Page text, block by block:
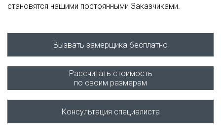
становятся нашими постоянными Заказчиками.
Вызвать замерщика бесплатно
Рассчитать стоимость
по своим размерам
Консультация специалиста